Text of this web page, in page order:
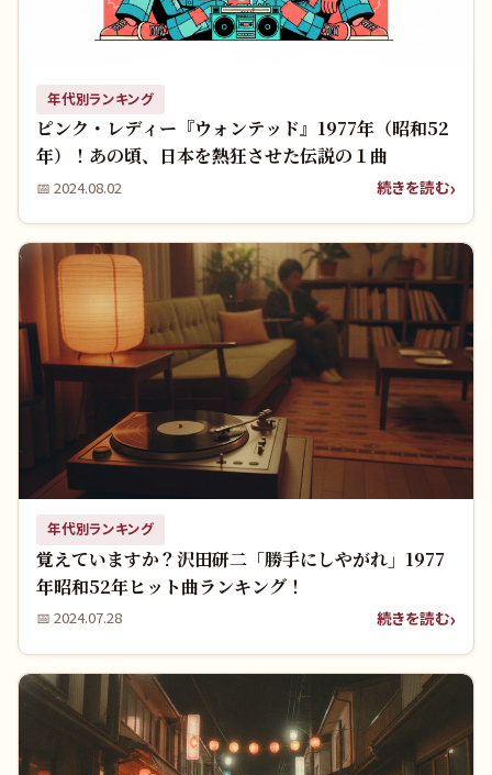
年代別ランキング
ピンク・レディー『ウォンテッド』1977年（昭和52
年）！あの頃、日本を熱狂させた伝説の１曲
📅 2024.08.02 続きを読む
年代別ランキング
覚えていますか？沢田研二「勝手にしやがれ」1977
年昭和52年ヒット曲ランキング！
📅 2024.07.28 続きを読む